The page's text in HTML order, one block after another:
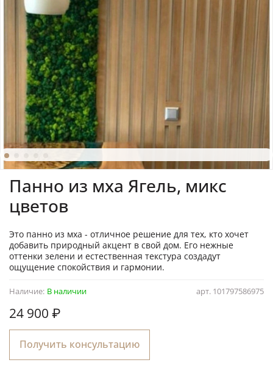
арт. 101797586975
Наличие: В наличии
Панно из мха Ягель, микс
цветов
24 900 ₽
Получить консультацию
Это панно из мха - отличное решение для тех, кто хочет
добавить природный акцент в свой дом. Его нежные
оттенки зелени и естественная текстура создадут
ощущение спокойствия и гармонии.